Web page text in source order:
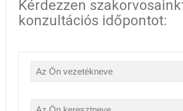
Kérdezzen
konzultációs időpontot: